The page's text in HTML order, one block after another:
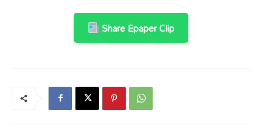
Share Epaper Clip